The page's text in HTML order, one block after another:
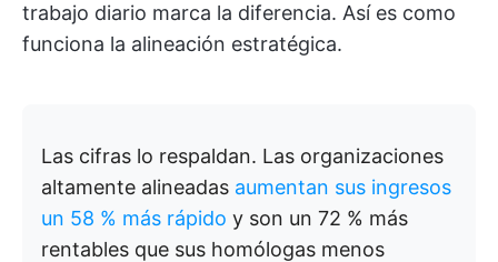
trabajo diario marca la diferencia. Así es como
funciona la alineación estratégica.
Las cifras lo respaldan. Las organizaciones
altamente alineadas aumentan sus ingresos
un 58 % más rápido y son un 72 % más
rentables que sus homólogas menos